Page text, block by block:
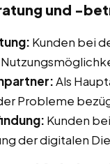
und -
Kunden bei
Als
Probleme
Kunden
der digitalen